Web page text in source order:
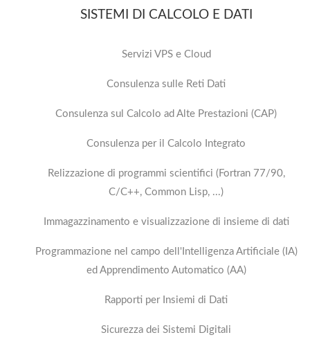
SISTEMI DI CALCOLO E DATI
Servizi VPS e Cloud
Consulenza sulle Reti Dati
Consulenza sul Calcolo ad Alte Prestazioni (CAP)
Consulenza per il Calcolo Integrato
Relizzazione di programmi scientifici (Fortran 77/90,
C/C++, Common Lisp, ...)
Immagazzinamento e visualizzazione di insieme di dati
Programmazione nel campo dell'Intelligenza Artificiale (IA)
ed Apprendimento Automatico (AA)
Rapporti per Insiemi di Dati
Sicurezza dei Sistemi Digitali